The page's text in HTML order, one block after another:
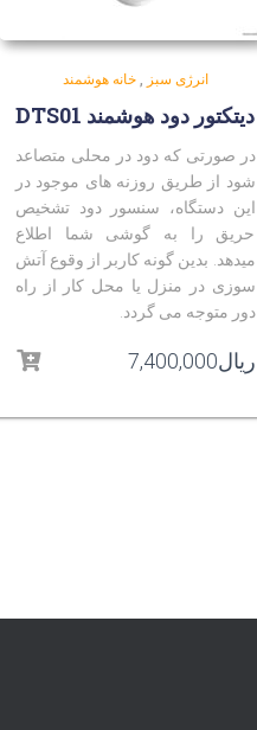
انرژی سبز ,خانه هوشمند
دیتکتور دود هوشمند DTS01
در صورتی که دود در محلی متصاعد
شود از طریق روزنه های موجود در
این دستگاه، سنسور دود تشخیص
حریق را به گوشی شما اطلاع
میدهد. بدین گونه کاربر از وقوع آتش
سوزی در منزل یا محل کار از راه
دور متوجه می گردد.
ریال7,400,000